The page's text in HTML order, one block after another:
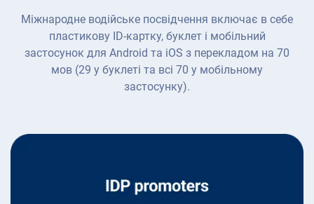
Міжнародне водійське посвідчення включає в себе
пластикову ID-картку, буклет і мобільний
застосунок для Android та iOS з перекладом на 70
мов (29 у буклеті та всі 70 у мобільному
застосунку).